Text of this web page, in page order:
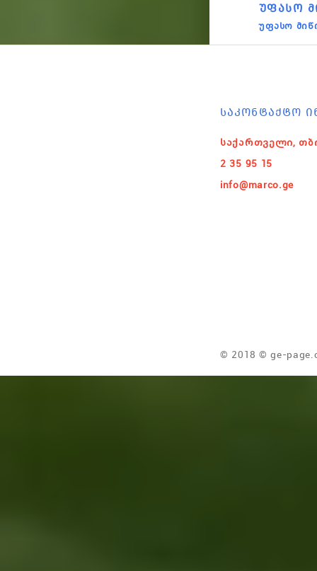
ᲣᲤᲐᲡᲝ
უფასო
ᲡᲐᲙᲝᲜᲢᲐᲥᲢᲝ
საქართველი,
2 35 95 15
info@marco.ge
© 2018 © ge-